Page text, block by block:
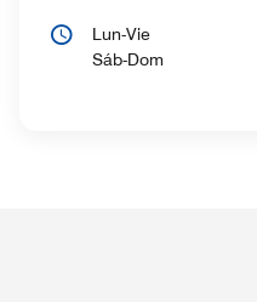
Lun-Vie
Sáb-Dom